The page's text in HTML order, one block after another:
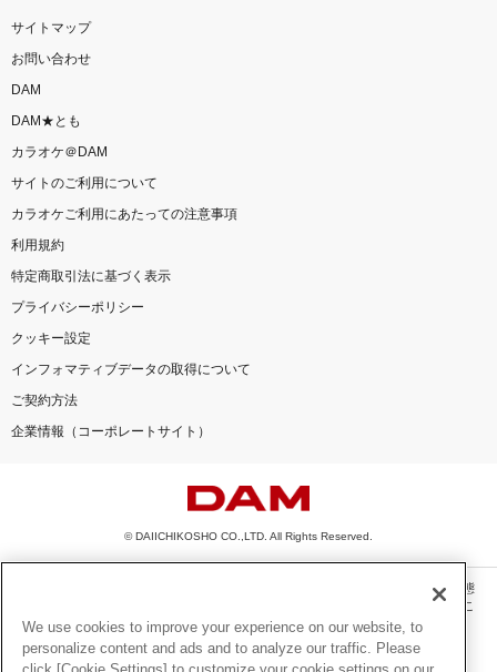
サイトマップ
お問い合わせ
DAM
DAM★とも
カラオケ＠DAM
サイトのご利用について
カラオケご利用にあたっての注意事項
利用規約
特定商取引法に基づく表示
プライバシーポリシー
クッキー設定
インフォマティブデータの取得について
ご契約方法
企業情報（コーポレートサイト）
© DAIICHIKOSHO CO.,LTD. All Rights Reserved.
このサイトに掲載されている一切の文章・画像・写真・動画・音声等を、手段や形態
を問わず、著作権法の定める範囲を超えて無断で複製、転載、ファイル化などするこ
とを禁じます。
楽曲及びコンテンツは、機種によりご利用いただけない場合があります。
We use cookies to improve your experience on our website, to
personalize content and ads and to analyze our traffic. Please